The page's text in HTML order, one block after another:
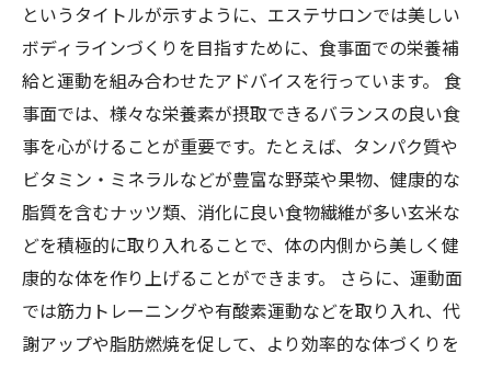
というタイトルが示すように、エステサロンでは美しい
ボディラインづくりを目指すために、食事面での栄養補
給と運動を組み合わせたアドバイスを行っています。 食
事面では、様々な栄養素が摂取できるバランスの良い食
事を心がけることが重要です。たとえば、タンパク質や
ビタミン・ミネラルなどが豊富な野菜や果物、健康的な
脂質を含むナッツ類、消化に良い食物繊維が多い玄米な
どを積極的に取り入れることで、体の内側から美しく健
康的な体を作り上げることができます。 さらに、運動面
では筋力トレーニングや有酸素運動などを取り入れ、代
謝アップや脂肪燃焼を促して、より効率的な体づくりを